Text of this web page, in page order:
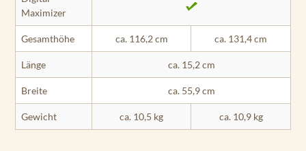
Maximizer
Gesamthöhe ca. 116,2 cm ca. 131,4 cm
Länge ca. 15,2 cm
Breite ca. 55,9 cm
Gewicht ca. 10,5 kg ca. 10,9 kg